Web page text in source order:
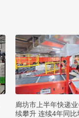
廊坊市上半年快递
续攀升 连续4年同比